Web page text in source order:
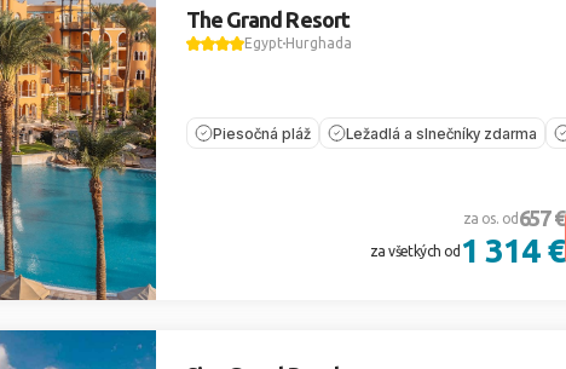
The Grand Resort
EgyptHurghada
Piesočná pláž Ležadlá a slnečníky zdarma
za os. od 657 €
za všetkých od 1 314 €